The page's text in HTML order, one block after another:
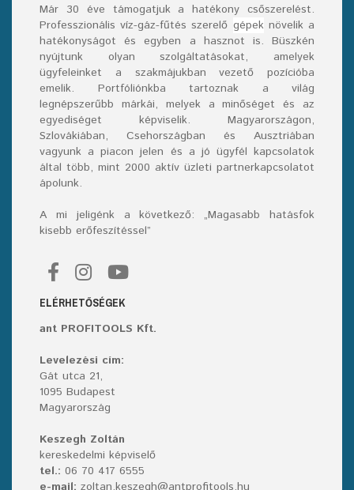
Már 30 éve támogatjuk a hatékony csőszerelést.
Professzionális víz-gáz-fűtés szerelő gépeknövelik a
hatékonyságot és egyben a hasznot is. Büszkén
nyújtunk olyan szolgáltatásokat, amelyek
ügyfeleinket a szakmájukban vezető pozícióba
emelik. Portfóliónkba tartoznak a világ
legnépszerűbb márkái, melyek a minőséget és az
egyediséget képviselik. Magyarországon,
Szlovákiában, Csehországban és Ausztriában
vagyunk a piacon jelen és a jó ügyfél kapcsolatok
által több, mint 2000 aktív üzleti partnerkapcsolatot
ápolunk.
A mi jeligénk a következő: „Magasabb hatásfok
kisebb erőfeszítéssel”
ELÉRHETŐSÉGEK
ant PROFITOOLS Kft.
Levelezési cím:
Gát utca 21,
1095 Budapest
Magyarország
Keszegh Zoltán
kereskedelmi képviselő
tel.: 06 70 417 6555
e-mail: zoltan.keszegh@antprofitools.hu